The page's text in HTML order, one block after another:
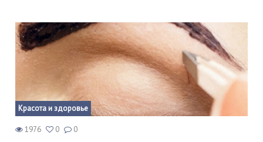
Красота и здоровье
1976 0 0